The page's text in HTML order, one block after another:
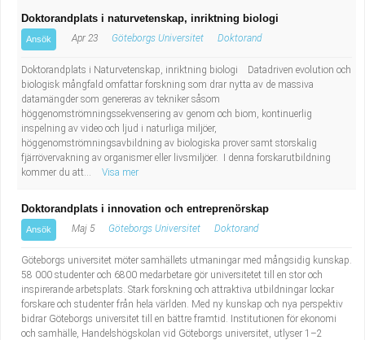
Doktorandplats i naturvetenskap, inriktning biologi
Ansök Apr 23 Göteborgs Universitet Doktorand
Doktorandplats i Naturvetenskap, inriktning biologi Datadriven evolution och
biologisk mångfald omfattar forskning som drar nytta av de massiva
datamängder som genereras av tekniker såsom
höggenomströmningssekvensering av genom och biom, kontinuerlig
inspelning av video och ljud i naturliga miljöer,
höggenomströmningsavbildning av biologiska prover samt storskalig
fjärrövervakning av organismer eller livsmiljöer. I denna forskarutbildning
kommer du att...
Visa mer
Doktorandplats i innovation och entreprenörskap
Ansök Maj 5 Göteborgs Universitet Doktorand
Göteborgs universitet möter samhällets utmaningar med mångsidig kunskap.
58 000 studenter och 6800 medarbetare gör universitetet till en stor och
inspirerande arbetsplats. Stark forskning och attraktiva utbildningar lockar
forskare och studenter från hela världen. Med ny kunskap och nya perspektiv
bidrar Göteborgs universitet till en bättre framtid. Institutionen för ekonomi
och samhälle, Handelshögskolan vid Göteborgs universitet, utlyser 1–2